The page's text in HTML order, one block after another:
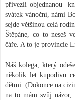
přivezli objednanou
svátek vánoční, námi
sejde většinou celá
Štěpáne, co to neseš
čáře. A to je provincie
Náš kolega, který
několik let kupodivu
dětmi. (Dokonce na
na to mám svůj